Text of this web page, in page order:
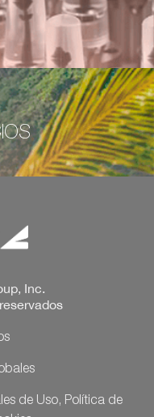
Inc.
de Uso, Política de